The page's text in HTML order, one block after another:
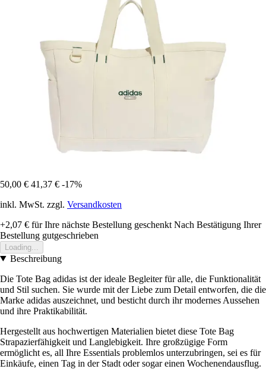
50,00 € 41,37 € -17%
inkl. MwSt. zzgl. Versandkosten
+2,07 € für Ihre nächste Bestellung geschenkt Nach Bestätigung Ihrer
Bestellung gutgeschrieben
Loading...
Beschreibung
Die Tote Bag adidas ist der ideale Begleiter für alle, die Funktionalität
und Stil suchen. Sie wurde mit der Liebe zum Detail entworfen, die die
Marke adidas auszeichnet, und besticht durch ihr modernes Aussehen
und ihre Praktikabilität.
Hergestellt aus hochwertigen Materialien bietet diese Tote Bag
Strapazierfähigkeit und Langlebigkeit. Ihre großzügige Form
ermöglicht es, all Ihre Essentials problemlos unterzubringen, sei es für
Einkäufe, einen Tag in der Stadt oder sogar einen Wochenendausflug.